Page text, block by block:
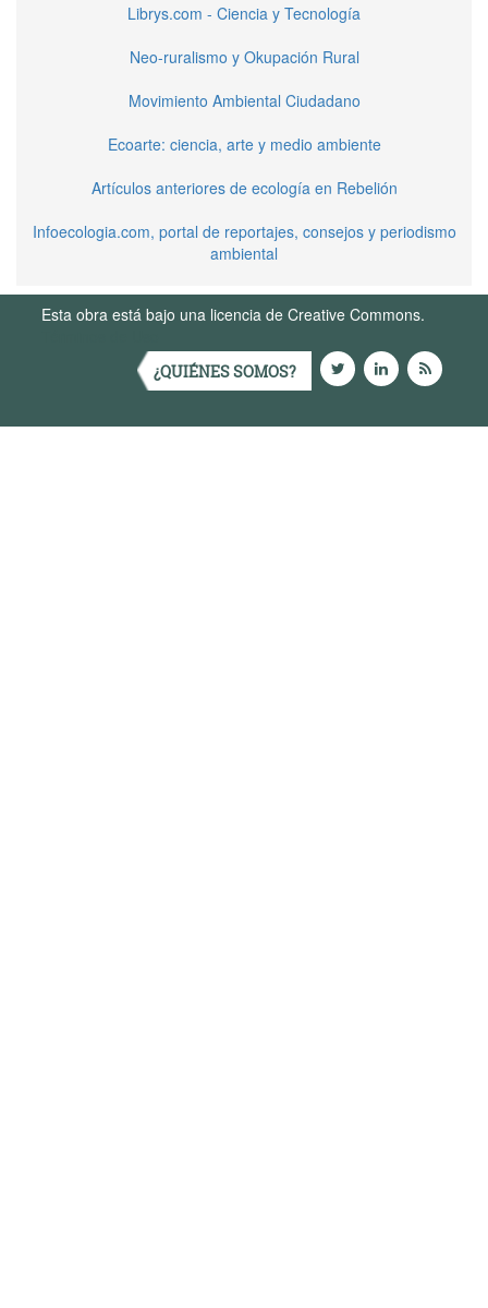
Librys.com - Ciencia y Tecnología
Neo-ruralismo y Okupación Rural
Movimiento Ambiental Ciudadano
Ecoarte: ciencia, arte y medio ambiente
Artículos anteriores de ecología en Rebelión
Infoecologia.com, portal de reportajes, consejos y periodismo
ambiental
Esta obra está bajo una licencia de Creative Commons.
¿QUIÉNES SOMOS?